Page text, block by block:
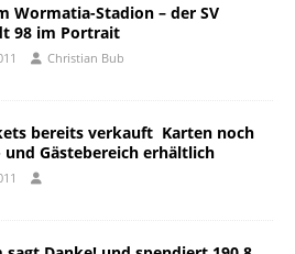
Wormatia-Stadion – der SV
98 im Portrait
Christian Bub
bereits verkauft  Karten noch
Gästebereich erhältlich